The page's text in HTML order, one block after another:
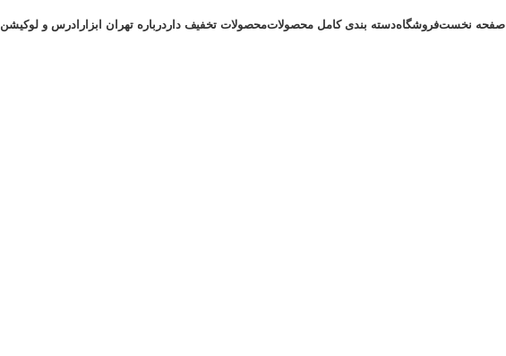
صفحه نخستفروشگاهدسته بندی کامل محصولاتمحصولات تخفیف دار درباره تهران ابزار ادرس و لوکیشن